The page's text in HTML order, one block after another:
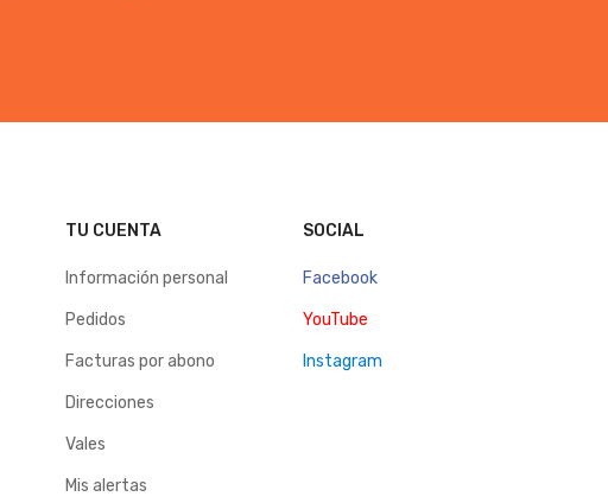
TU CUENTA
Información personal
Pedidos
Facturas por abono
Direcciones
Vales
Mis alertas
SOCIAL
Facebook
YouTube
Instagram